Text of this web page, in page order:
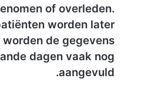
of overleden.
worden later
de gegevens
dagen vaak nog
aangevuld.